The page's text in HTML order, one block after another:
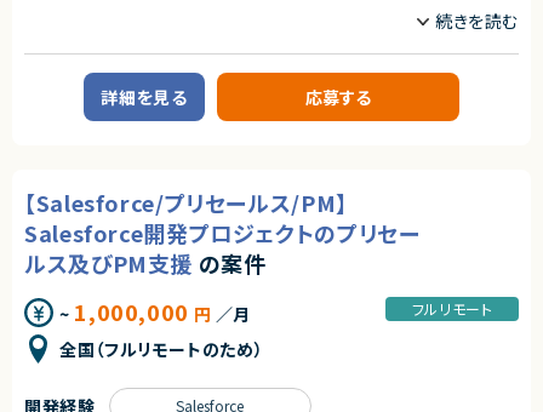
契約元
株式会社LASSIC
★講師未経験可能！
株式会社LASSIC
★ノーコードツールを用いた開発経験が活かせます！
★Flutterflowに精通したメンバーが多数在籍しており、日々の業務を通じ
て高度な知見を吸収できる環境です。
★ノーコードツールを使用したPJの受託企業のため、複数のPJをご経験して
■案件概要
Salesforce開発の部署へのアサインを想定しています。
Service Cloudを用いたシステムの運用・保守および追加開発プロジェクト
②開発および 問い合わせ対応
③オペレーター レポートやマニュアル作成
④ServiceCloud＋Apex Visualuforce
【必須スキル】（いずれか）
・Salesforce 認定アドミニストレーター資格（または同等の実務知識）
・Apex / Visualforce を用いた開発実務経験（②の開発枠を希望される場
・システム運用におけるマニュアル作成や、ユーザーサポートの経験
詳細を見る 応募する
【Salesforce/プリセールス/PM】
Salesforce開発プロジェクトのプリセー
ルス及びPM支援 の案件
~ 1,000,000 円 ／月
全国（フルリモートのため）
フルリモート
開発経験 Salesforce